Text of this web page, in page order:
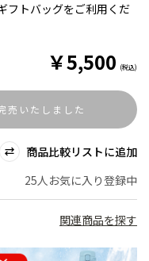
フトバッグをご利用くだ
￥5,500 (税込)
売いたしました
商品比較リストに追加
25人お気に入り登録中
関連商品を探す